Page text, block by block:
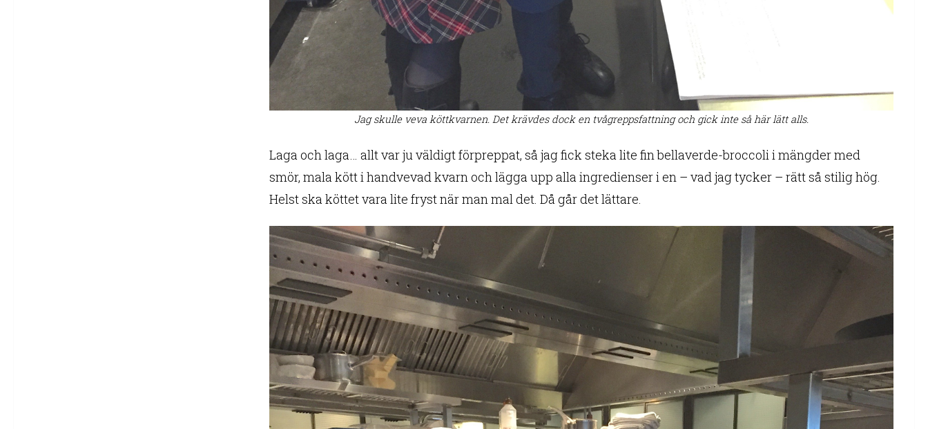
Jag skulle veva köttkvarnen. Det krävdes dock en tvågreppsfattning och gick inte så här lätt alls.
Laga och laga… allt var ju väldigt förpreppat, så jag fick steka lite fin bellaverde-broccoli i mängder med
smör, mala kött i handvevad kvarn och lägga upp alla ingredienser i en – vad jag tycker – rätt så stilig hög.
Helst ska köttet vara lite fryst när man mal det. Då går det lättare.